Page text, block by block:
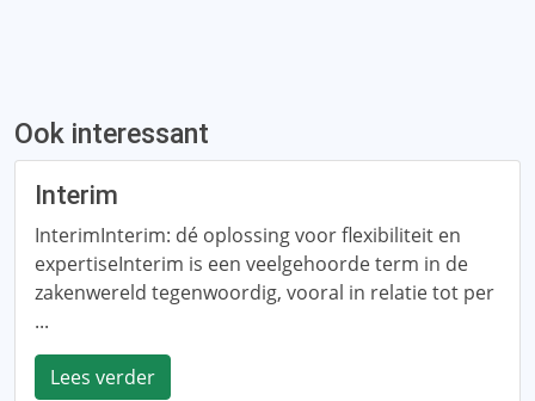
Ook interessant
Interim
InterimInterim: dé oplossing voor flexibiliteit en
expertiseInterim is een veelgehoorde term in de
zakenwereld tegenwoordig, vooral in relatie tot per
...
Lees verder